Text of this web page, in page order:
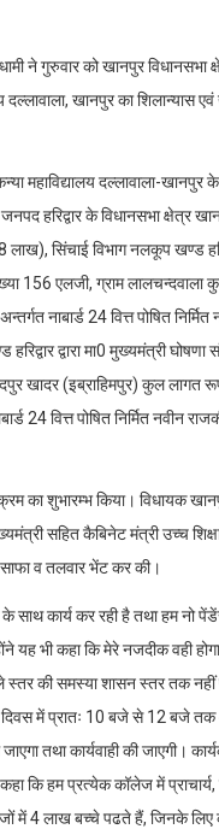
धामी ने गुरुवार को खानपुर
खानपुर का शिलान्यास
महाविद्यालय दल्लावाला-
हरिद्वार के विधानसभा क्षेत्र
सिंचाई विभाग नलकूप खण्ड
156 एलजी, ग्राम लालचन्दवाला
नाबार्ड 24 वित्त पोषित
द्वारा मा0 मुख्यमंत्री
खादर (इब्राहिमपुर) कुल लागत
24 वित्त पोषित निर्मित
का शुभारम्भ किया। विधायक
सहित कैबिनेट मंत्री उच्च
साफा व तलवार भेंट कर की।
के साथ कार्य कर रही है तथा हम
यह भी कहा कि मेरे नजदीक वही
की समस्या शासन स्तर तक
दिवस में प्रातः 10 बजे से 12 बजे
जाएगा तथा कार्यवाही की
कि हम प्रत्येक कॉलेज में
में 4 लाख बच्चे पढते हैं, जिनके लिए